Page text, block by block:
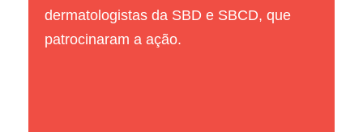
dermatologistas da SBD e SBCD, que
patrocinaram a ação.